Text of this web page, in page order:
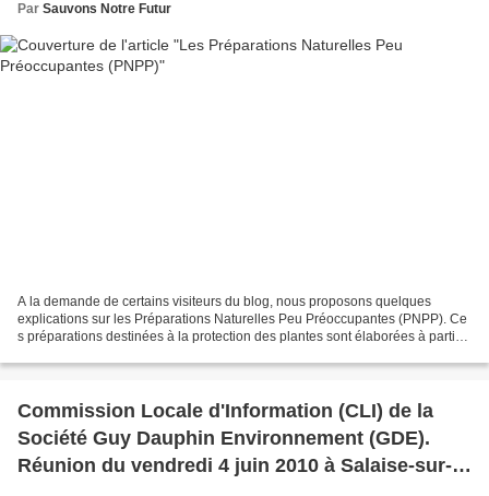
Par Sauvons Notre Futur
A la demande de certains visiteurs du blog, nous proposons quelques
explications sur les Préparations Naturelles Peu Préoccupantes (PNPP). Ce
s préparations destinées à la protection des plantes sont élaborées à partir
Commission Locale d'Information (CLI) de la
Société Guy Dauphin Environnement (GDE).
Réunion du vendredi 4 juin 2010 à Salaise-sur-